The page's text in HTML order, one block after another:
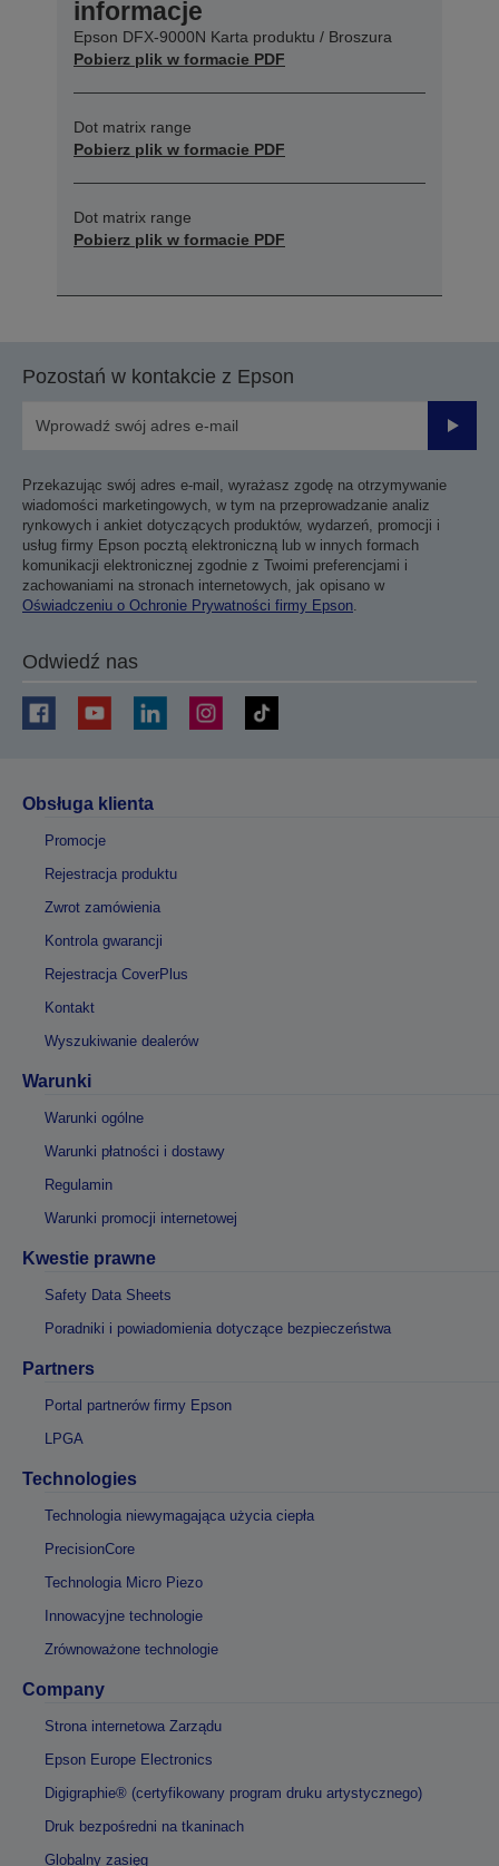
informacje
Epson DFX-9000N Karta produktu / Broszura
Pobierz plik w formacie PDF
Dot matrix range
Pobierz plik w formacie PDF
Dot matrix range
Pobierz plik w formacie PDF
Pozostań w kontakcie z Epson
Przekazując swój adres e-mail, wyrażasz zgodę na otrzymywanie
wiadomości marketingowych, w tym na przeprowadzanie analiz
rynkowych i ankiet dotyczących produktów, wydarzeń, promocji i
usług firmy Epson pocztą elektroniczną lub w innych formach
komunikacji elektronicznej zgodnie z Twoimi preferencjami i
zachowaniami na stronach internetowych, jak opisano w
Oświadczeniu o Ochronie Prywatności firmy Epson.
Odwiedź nas
Obsługa klienta
Promocje
Rejestracja produktu
Zwrot zamówienia
Kontrola gwarancji
Rejestracja CoverPlus
Kontakt
Wyszukiwanie dealerów
Warunki
Warunki ogólne
Warunki płatności i dostawy
Regulamin
Warunki promocji internetowej
Kwestie prawne
Safety Data Sheets
Poradniki i powiadomienia dotyczące bezpieczeństwa
Partners
Portal partnerów firmy Epson
LPGA
Technologies
Technologia niewymagająca użycia ciepła
PrecisionCore
Technologia Micro Piezo
Innowacyjne technologie
Zrównoważone technologie
Company
Strona internetowa Zarządu
Epson Europe Electronics
Digigraphie® (certyfikowany program druku artystycznego)
Druk bezpośredni na tkaninach
Globalny zasięg